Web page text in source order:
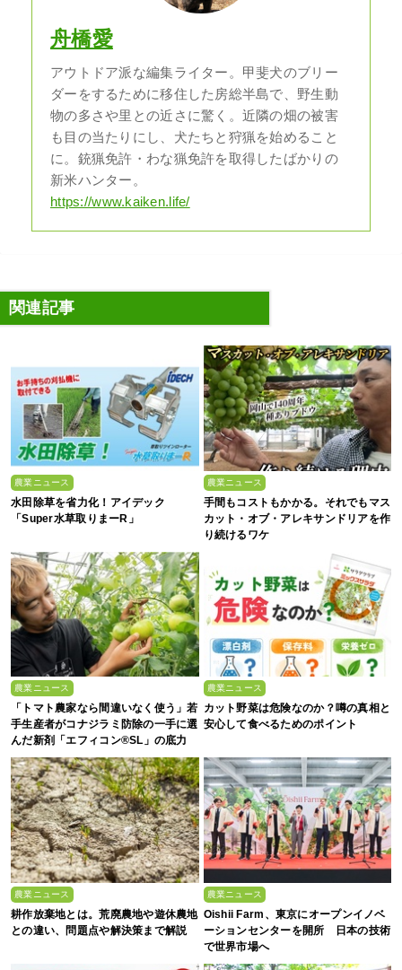
舟橋愛
アウトドア派な編集ライター。甲斐犬のブリー
ダーをするために移住した房総半島で、野生動
物の多さや里との近さに驚く。近隣の畑の被害
も目の当たりにし、犬たちと狩猟を始めること
に。銃猟免許・わな猟免許を取得したばかりの
新米ハンター。
https://www.kaiken.life/
関連記事
農業ニュース
水田除草を省力化！アイデック
「Super水草取りまーR」
農業ニュース
手間もコストもかかる。それでもマス
カット・オブ・アレキサンドリアを作
り続けるワケ
農業ニュース
「トマト農家なら間違いなく使う」若
手生産者がコナジラミ防除の一手に選
んだ新剤「エフィコン®SL」の底力
農業ニュース
カット野菜は危険なのか？噂の真相と
安心して食べるためのポイント
農業ニュース
耕作放棄地とは。荒廃農地や遊休農地
との違い、問題点や解決策まで解説
農業ニュース
Oishii Farm、東京にオープンイノベ
ーションセンターを開所 日本の技術
で世界市場へ